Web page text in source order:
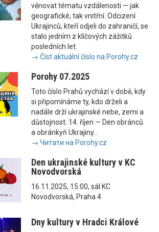
věnovat tématu vzdálenosti — jak
geografické, tak vnitřní. Odcizení
Ukrajinců, kteří odjeli do zahraničí, se
stalo jedním z klíčových zážitků
posledních let.
→ Číst aktuální číslo na Porohy.cz
Porohy 07.2025
Toto číslo Prahů vychází v době, kdy
si připomínáme ty, kdo drželi a
nadále drží ukrajinské nebe, zemi a
důstojnost. 14. říjen — Den obránců
a obránkyň Ukrajiny...
→ Читати на Porohy.cz
Den ukrajinské kultury v KC
Novodvorská
16.11.2025, 15:00, sál KC
Novodvorská, Praha 4
Dny kultury v Hradci Králové